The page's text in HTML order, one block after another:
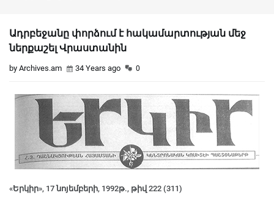
Ադրբեջանը փորձում է հակամարտության մեջ
ներքաշել Վրաստանին
by Archives.am 34 Years ago 0
«Երկիր», 17 նոյեմբերի, 1992թ., թիվ 222 (311)